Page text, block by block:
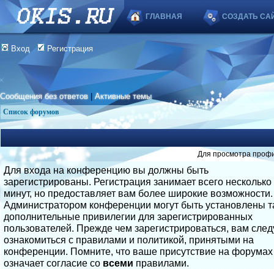
ГЛАВНАЯ СОЗДАТЬ
Вход Регистрация
Сообщения без ответов |Активные темы
Список форумов
Для просмотра
Для входа на конференцию вы должны быть
зарегистрированы. Регистрация занимает всего несколько
минут, но предоставляет вам более широкие возможности.
Администратором конференции могут быть установлены
дополнительные привилегии для зарегистрированных
пользователей. Прежде чем зарегистрироваться, вам
ознакомиться с правилами и политикой, принятыми на
конференции. Помните, что ваше присутствие на форумах
означает согласие со всеми правилами.